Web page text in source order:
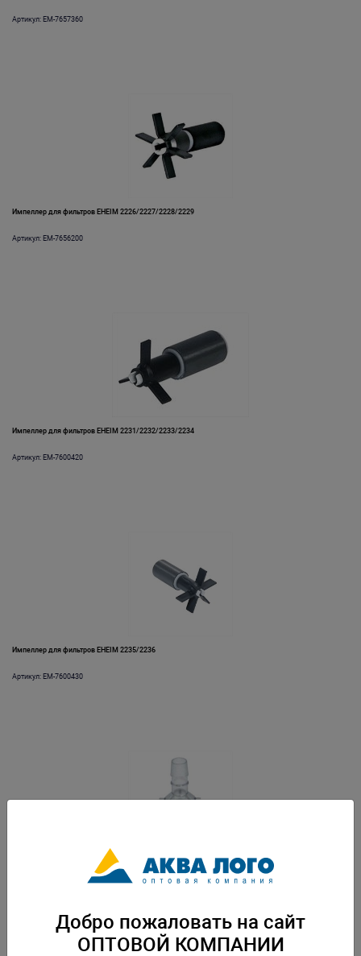
Артикул: EM-7657360
Импеллер для фильтров EHEIM 2226/2227/2228/2229
Артикул: EM-7656200
Импеллер для фильтров EHEIM 2231/2232/2233/2234
Артикул: EM-7600420
Импеллер для фильтров EHEIM 2235/2236
Артикул: EM-7600430
Индикатор в сборе для фильтра EHEIM 2080
Добро пожаловать на сайт
ОПТОВОЙ КОМПАНИИ